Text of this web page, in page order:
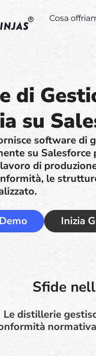
Cosa
di
su
software di
su
di
le
Inizia
Sfide
Le distillerie